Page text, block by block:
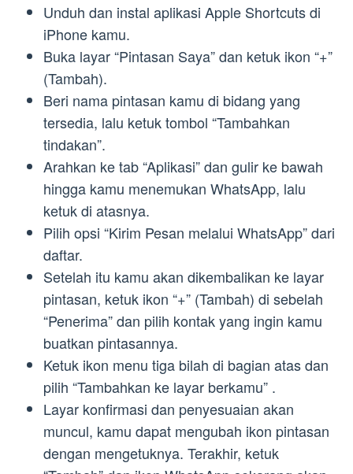
Unduh dan instal aplikasi Apple Shortcuts di
iPhone kamu.
Buka layar “Pintasan Saya” dan ketuk ikon “+”
(Tambah).
Beri nama pintasan kamu di bidang yang
tersedia, lalu ketuk tombol “Tambahkan
tindakan”.
Arahkan ke tab “Aplikasi” dan gulir ke bawah
hingga kamu menemukan WhatsApp, lalu
ketuk di atasnya.
Pilih opsi “Kirim Pesan melalui WhatsApp” dari
daftar.
Setelah itu kamu akan dikembalikan ke layar
pintasan, ketuk ikon “+” (Tambah) di sebelah
“Penerima” dan pilih kontak yang ingin kamu
buatkan pintasannya.
Ketuk ikon menu tiga bilah di bagian atas dan
pilih “Tambahkan ke layar berkamu” .
Layar konfirmasi dan penyesuaian akan
muncul, kamu dapat mengubah ikon pintasan
dengan mengetuknya. Terakhir, ketuk